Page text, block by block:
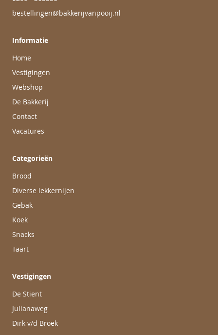
bestellingen@bakkerijvanpooij.nl
Informatie
Home
Vestigingen
Webshop
De Bakkerij
Contact
Vacatures
Categorieën
Brood
Diverse lekkernijen
Gebak
Koek
Snacks
Taart
Vestigingen
De Stient
Julianaweg
Dirk v/d Broek